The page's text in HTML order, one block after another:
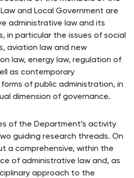
and Local Government are
administrative law and its
in particular the issues of social
aviation law and new
law, energy law, regulation of
as contemporary
of public administration, in
dimension of governance.
of the Department’s activity
guiding research threads. On
a comprehensive, within the
of administrative law and, as
approach to the